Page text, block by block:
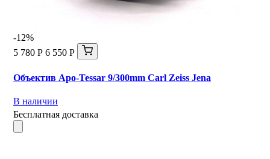
-12%
5 780 Р 6 550 Р
Объектив Apo-Tessar 9/300mm Carl Zeiss Jena
В наличии
Бесплатная доставка